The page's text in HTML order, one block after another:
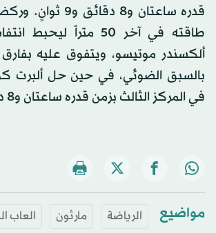
قدره ساعتان و8
طاقته في آخر 50 متراً
ألكسندر موتيسو، ويتفوق عليه
في المركز الثالث بزمن قدره ساعتان و8 دقائق و57 ثانية.
مواضيع الرياضة مارثون العاب